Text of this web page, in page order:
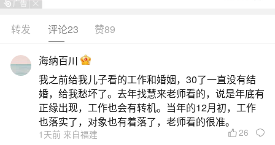
生活中像八字日干己土人2026年运程都是很常
见的问题，但是小问题不注意可能会引起大麻烦，
下面就这个问题给大家做一些解读：
1、己土遇到丙午年是犯太岁吗
因此，己土之人此年虽需注意情绪波动与决策
转发 评论23 赞89
海纳百川
我之前给我儿子看的工作和婚姻，30了一直没有结
婚，给我愁坏了。去年找慧来老师看的，说是年底有
正缘出现，工作也会有转机。当年的12月初，工作
也落实了，对象也有着落了，老师看的很准。
1天前 来自福建 26